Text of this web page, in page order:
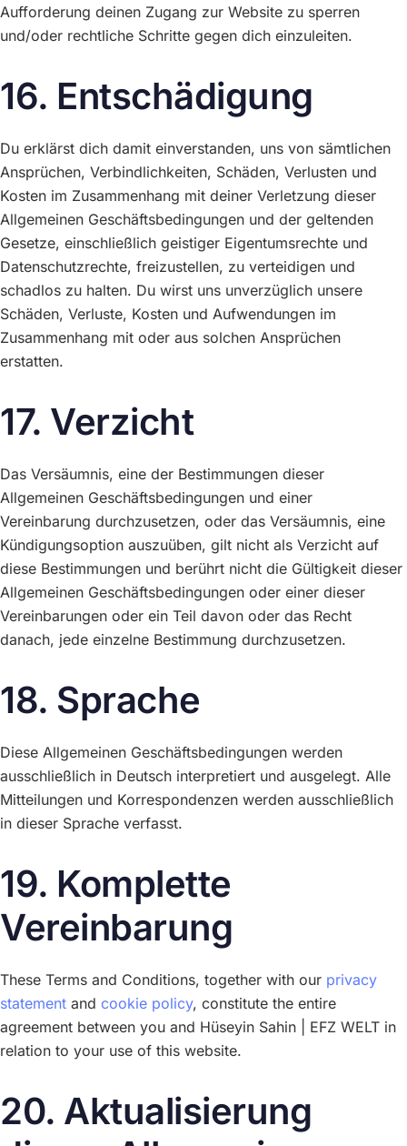
Aufforderung deinen Zugang zur Website zu sperren
und/oder rechtliche Schritte gegen dich einzuleiten.
16. Entschädigung
Du erklärst dich damit einverstanden, uns von sämtlichen
Ansprüchen, Verbindlichkeiten, Schäden, Verlusten und
Kosten im Zusammenhang mit deiner Verletzung dieser
Allgemeinen Geschäftsbedingungen und der geltenden
Gesetze, einschließlich geistiger Eigentumsrechte und
Datenschutzrechte, freizustellen, zu verteidigen und
schadlos zu halten. Du wirst uns unverzüglich unsere
Schäden, Verluste, Kosten und Aufwendungen im
Zusammenhang mit oder aus solchen Ansprüchen
erstatten.
17. Verzicht
Das Versäumnis, eine der Bestimmungen dieser
Allgemeinen Geschäftsbedingungen und einer
Vereinbarung durchzusetzen, oder das Versäumnis, eine
Kündigungsoption auszuüben, gilt nicht als Verzicht auf
diese Bestimmungen und berührt nicht die Gültigkeit dieser
Allgemeinen Geschäftsbedingungen oder einer dieser
Vereinbarungen oder ein Teil davon oder das Recht
danach, jede einzelne Bestimmung durchzusetzen.
18. Sprache
Diese Allgemeinen Geschäftsbedingungen werden
ausschließlich in Deutsch interpretiert und ausgelegt. Alle
Mitteilungen und Korrespondenzen werden ausschließlich
in dieser Sprache verfasst.
19. Komplette
Vereinbarung
These Terms and Conditions, together with our privacy
statement and cookie policy, constitute the entire
agreement between you and Hüseyin Sahin | EFZ WELT in
relation to your use of this website.
20. Aktualisierung